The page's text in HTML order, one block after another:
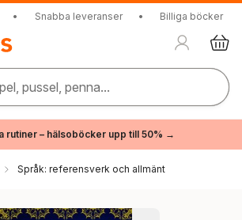
• Snabba leveranser • Billiga böcker
pussel, penna...
rutiner – hälsoböcker upp till 50% →
Språk: referensverk och allmänt